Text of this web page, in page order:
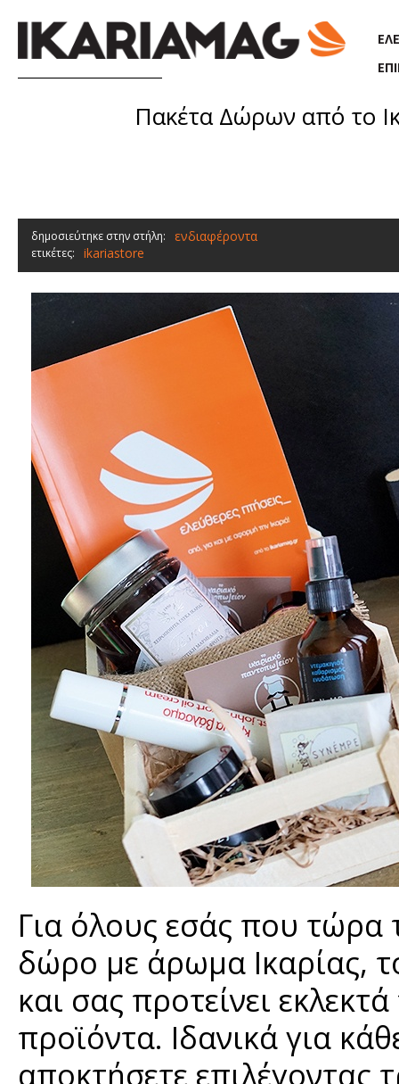
Πακέτα Δώρων από το
δημοσιεύτηκε στην στήλη: ενδιαφέροντα
ετικέτες: ikariastore
Για όλους εσάς που τώρα
δώρο με άρωμα Ικαρίας,
και σας προτείνει
προϊόντα. Ιδανικά για
αποκτήσετε